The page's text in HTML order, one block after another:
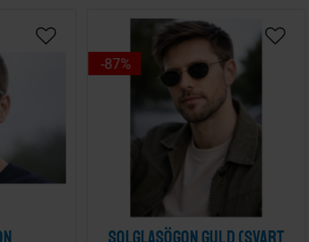
Solglasögon guld (svart
87%